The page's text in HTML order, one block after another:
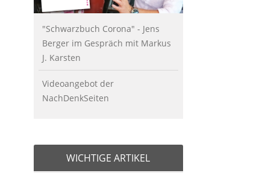
"Schwarzbuch Corona" - Jens
Berger im Gespräch mit Markus
J. Karsten
Videoangebot der
NachDenkSeiten
WICHTIGE ARTIKEL